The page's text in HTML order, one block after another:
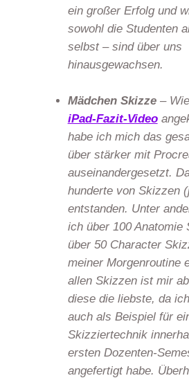
ein großer Erfolg und
sowohl die Studenten
selbst – sind über uns
hinausgewachsen.
Mädchen Skizze–
iPad-Fazit-Video
habe ich mich das
über stärker mit
auseinandergesetzt.
hunderte von Skizzen
entstanden. Unter
ich über 100 Anatomie
über 50 Character
meiner Morgenroutine
allen Skizzen ist mir
diese die liebste, da
auch als Beispiel für
Skizziertechnik
ersten Dozenten-
angefertigt habe.